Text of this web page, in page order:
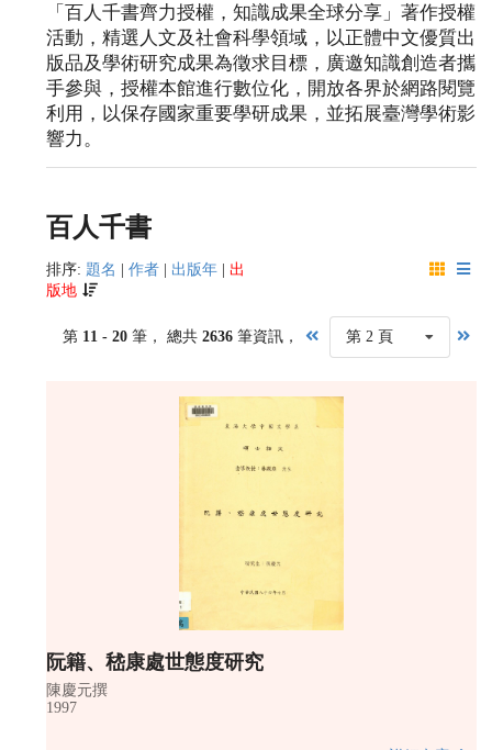
「百人千書齊力授權，知識成果全球分享」著作授權
活動，精選人文及社會科學領域，以正體中文優質出
版品及學術研究成果為徵求目標，廣邀知識創造者攜
手參與，授權本館進行數位化，開放各界於網路閱覽
利用，以保存國家重要學研成果，並拓展臺灣學術影
響力。
百人千書
排序: 題名 作者 出版年
出
版地
第 11 - 20 筆， 總共 2636筆資訊， 第 2 頁
阮籍、嵇康處世態度研究
陳慶元撰
1997